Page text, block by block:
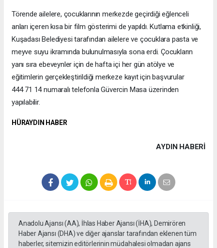
Törende ailelere, çocuklarının merkezde geçirdiği eğlenceli
anları içeren kısa bir film gösterimi de yapıldı. Kutlama etkinliği,
Kuşadası Belediyesi tarafından ailelere ve çocuklara pasta ve
meyve suyu ikramında bulunulmasıyla sona erdi. Çocukların
yanı sıra ebeveynler için de hafta içi her gün atölye ve
eğitimlerin gerçekleştirildiği merkeze kayıt için başvurular
444 71 14 numaralı telefonla Güvercin Masa üzerinden
yapılabilir.
HÜRAYDIN HABER
AYDIN HABERİ
Anadolu Ajansı (AA), İhlas Haber Ajansı (İHA), Demirören
Haber Ajansı (DHA) ve diğer ajanslar tarafından eklenen tüm
haberler, sitemizin editörlerinin müdahalesi olmadan ajans